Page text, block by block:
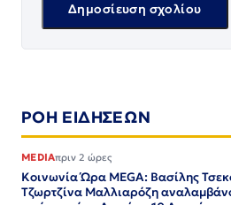
ΡΟΗ ΕΙΔΗΣΕΩΝ
MEDIAπριν 2 ώρες
Κοινωνία Ώρα MEGA: Βασίλης
Τζωρτζίνα Μαλλιαρόζη